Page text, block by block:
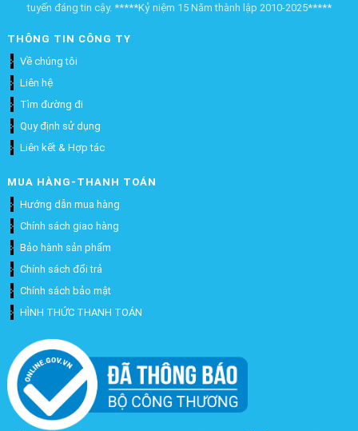
tuyến đáng tin cậy. *****Kỷ niệm 15 Năm thành lập 2010-2025*****
THÔNG TIN CÔNG TY
Về chúng tôi
Liên hệ
Tìm đường đi
Quy định sử dụng
Liên kết & Hợp tác
MUA HÀNG-THANH TOÁN
Hướng dẫn mua hàng
Chính sách giao hàng
Bảo hành sản phẩm
Chính sách đổi trả
Chính sách bảo mật
HÌNH THỨC THANH TOÁN